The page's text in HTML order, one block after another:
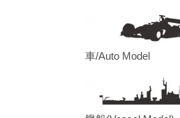
車/Auto Model